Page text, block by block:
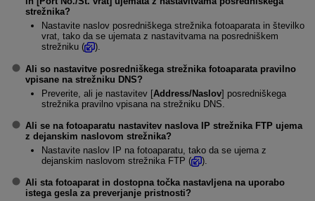
strežnika?
Nastavite naslov posredniškega strežnika fotoaparata in številko
vrat, tako da se ujemata z nastavitvama na posredniškem
strežniku (
).
Ali so nastavitve posredniškega strežnika fotoaparata pravilno
vpisane na strežniku DNS?
Preverite, ali je nastavitev [Address/Naslov] posredniškega
strežnika pravilno vpisana na strežniku DNS.
Ali se na fotoaparatu nastavitev naslova IP strežnika FTP ujema
z dejanskim naslovom strežnika?
Nastavite naslov IP na fotoaparatu, tako da se ujema z
dejanskim naslovom strežnika FTP (
).
Ali sta fotoaparat in dostopna točka nastavljena na uporabo
istega gesla za preverjanje pristnosti?